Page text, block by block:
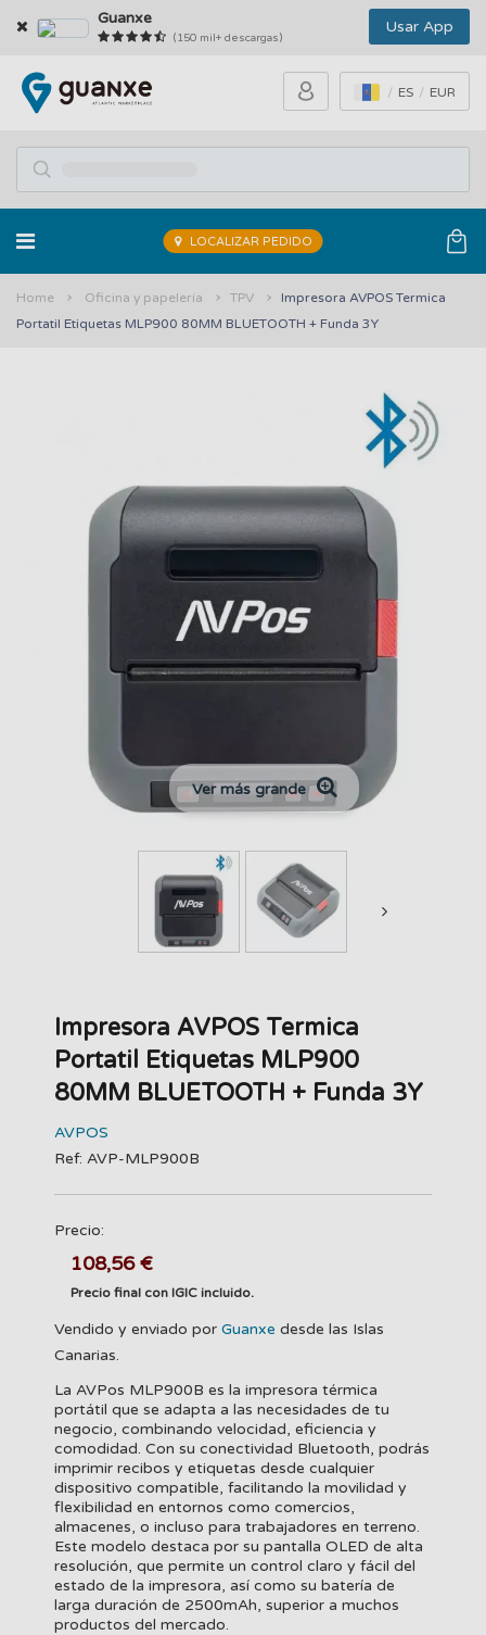
Guanxe
(150 mil+ descargas)
Usar App
ES EUR
LOCALIZAR PEDIDO
Home Oficina y papelería TPV
Impresora AVPOS Termica
Portatil Etiquetas MLP900 80MM BLUETOOTH + Funda 3Y
Ver más grande
Impresora AVPOS Termica
Portatil Etiquetas MLP900
80MM BLUETOOTH + Funda 3Y
AVPOS
Ref: AVP-MLP900B
Precio:
108,56 €
Precio final con IGIC incluido.
Vendido y enviado por Guanxe desde las Islas
Canarias.
La AVPos MLP900B es la impresora térmica
portátil que se adapta a las necesidades de tu
negocio, combinando velocidad, eficiencia y
comodidad. Con su conectividad Bluetooth, podrás
imprimir recibos y etiquetas desde cualquier
dispositivo compatible, facilitando la movilidad y
flexibilidad en entornos como comercios,
almacenes, o incluso para trabajadores en terreno.
Este modelo destaca por su pantalla OLED de alta
resolución, que permite un control claro y fácil del
estado de la impresora, así como su batería de
larga duración de 2500mAh, superior a muchos
productos del mercado.